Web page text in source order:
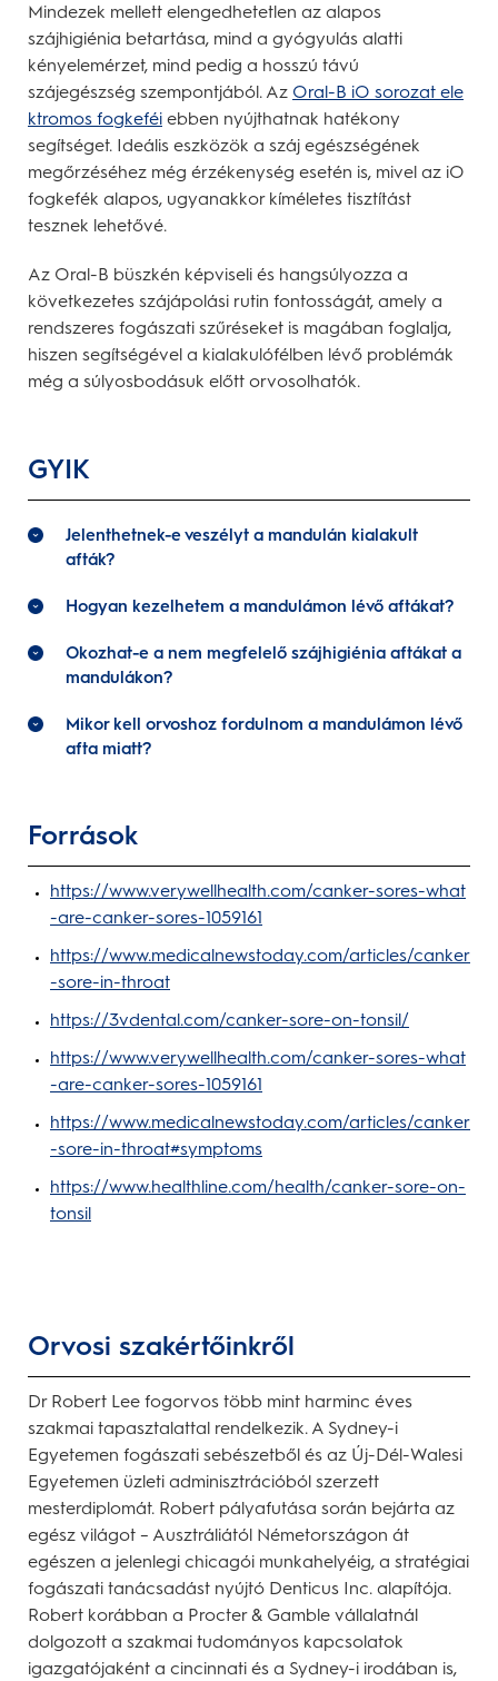
Mindezek mellett elengedhetetlen az alapos
szájhigiénia betartása, mind a gyógyulás alatti
kényelemérzet, mind pedig a hosszú távú
szájegészség szempontjából. Az Oral-B iO sorozat ele
ktromos fogkeféi ebben nyújthatnak hatékony
segítséget. Ideális eszközök a száj egészségének
megőrzéséhez még érzékenység esetén is, mivel az iO
fogkefék alapos, ugyanakkor kíméletes tisztítást
tesznek lehetővé.
Az Oral-B büszkén képviseli és hangsúlyozza a
következetes szájápolási rutin fontosságát, amely a
rendszeres fogászati szűréseket is magában foglalja,
hiszen segítségével a kialakulófélben lévő problémák
még a súlyosbodásuk előtt orvosolhatók.
GYIK
Jelenthetnek-e veszélyt a mandulán kialakult
afták?
Hogyan kezelhetem a mandulámon lévő aftákat?
Okozhat-e a nem megfelelő szájhigiénia aftákat a
mandulákon?
Mikor kell orvoshoz fordulnom a mandulámon lévő
afta miatt?
Források
https://www.verywellhealth.com/canker-sores-what
-are-canker-sores-1059161
https://www.medicalnewstoday.com/articles/canker
-sore-in-throat
https://3vdental.com/canker-sore-on-tonsil/
https://www.verywellhealth.com/canker-sores-what
-are-canker-sores-1059161
https://www.medicalnewstoday.com/articles/canker
-sore-in-throat#symptoms
https://www.healthline.com/health/canker-sore-on-
tonsil
Orvosi szakértőinkről
Dr Robert Lee fogorvos több mint harminc éves
szakmai tapasztalattal rendelkezik. A Sydney-i
Egyetemen fogászati sebészetből és az Új-Dél-Walesi
Egyetemen üzleti adminisztrációból szerzett
mesterdiplomát. Robert pályafutása során bejárta az
egész világot – Ausztráliától Németországon át
egészen a jelenlegi chicagói munkahelyéig, a stratégiai
fogászati tanácsadást nyújtó Denticus Inc. alapítója.
Robert korábban a Procter & Gamble vállalatnál
dolgozott a szakmai tudományos kapcsolatok
igazgatójaként a cincinnati és a Sydney-i irodában is,